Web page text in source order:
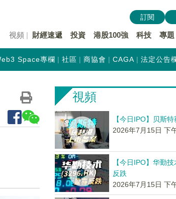
視頻 財經速遞 投資 港股100強 科技 專題
訂閱
Space專欄 社區 商協會 CAGA 法定公告
視頻
【今日IPO】贝斯
2026年7月15日 下
【今日IPO】华勤
反跌
2026年7月15日 下